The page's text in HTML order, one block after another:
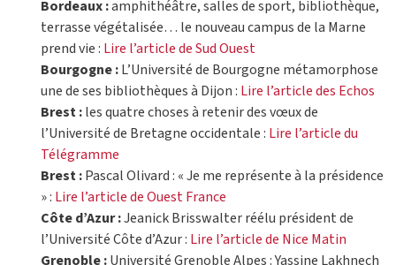
Bordeaux :amphithéâtre, salles de sport, bibliothèque,
terrasse végétalisée… le nouveau campus de la Marne
prend vie : Lire l’article de Sud Ouest
Bourgogne :L’Université de Bourgogne métamorphose
une de ses bibliothèques à Dijon : Lire l’article des Echos
Brest :les quatre choses à retenir des vœux de
l’Université de Bretagne occidentale : Lire l’article du
Télégramme
Brest :Pascal Olivard : « Je me représente à la présidence
» : Lire l’article de Ouest France
Côte d’Azur :Jeanick Brisswalter réélu président de
l’Université Côte d’Azur : Lire l’article de Nice Matin
Grenoble :Université Grenoble Alpes : Yassine Lakhnech